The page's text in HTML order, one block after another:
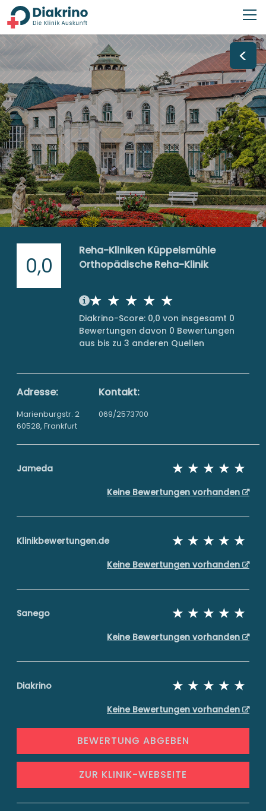
<
0,0
Reha-Kliniken Küppelsmühle
Orthopädische Reha-Klinik
Diakrino-Score: 0,0 von insgesamt 0
Bewertungen davon 0 Bewertungen
aus bis zu 3 anderen Quellen
Adresse:
Marienburgstr. 2
60528, Frankfurt
Kontakt:
069/2573700
Jameda
Keine Bewertungen vorhanden
Klinikbewertungen.de
Keine Bewertungen vorhanden
Sanego
Keine Bewertungen vorhanden
Diakrino
Keine Bewertungen vorhanden
BEWERTUNG ABGEBEN
ZUR KLINIK-WEBSEITE